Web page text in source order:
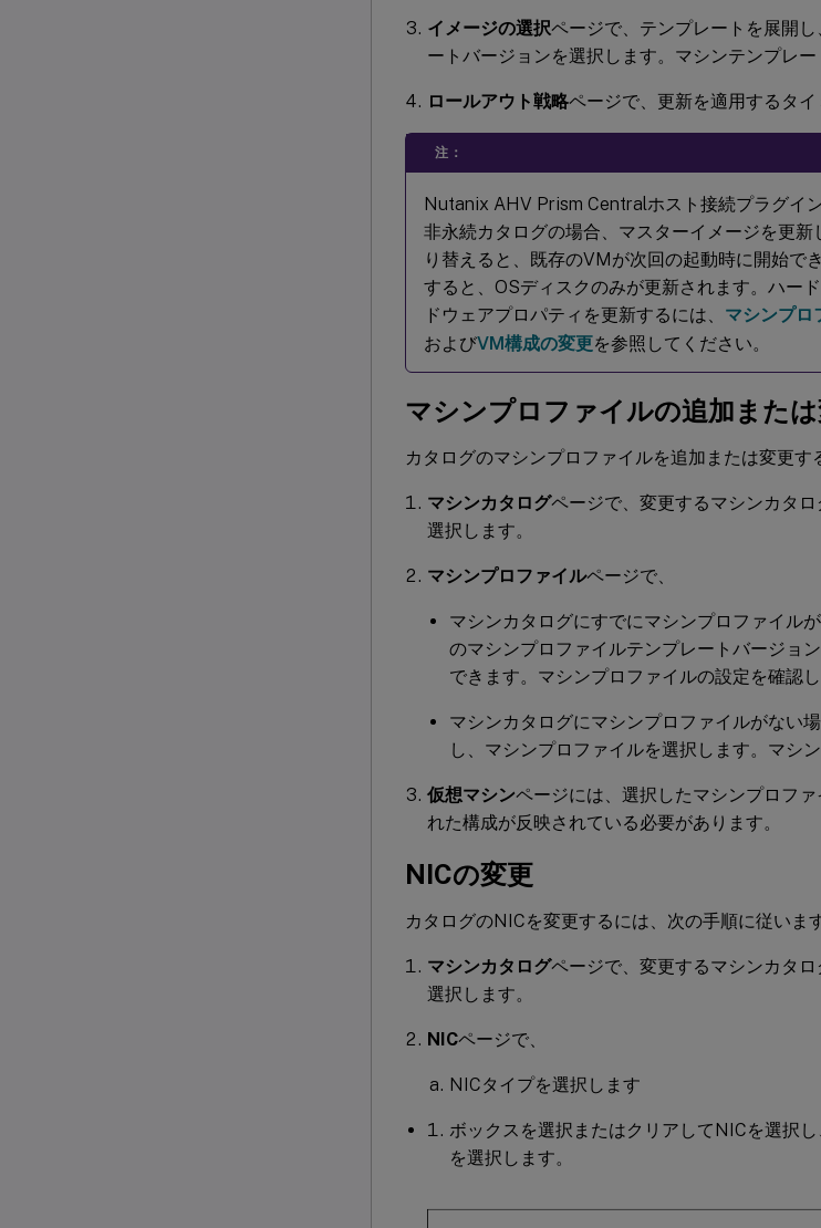
イメージの選択ページで、テンプレートを展開
ートバージョンを選択します。マシンテンプレー
ロールアウト戦略ページで、更新を適用するタイ
注：
Nutanix AHV Prism Centralホスト接続プラグイ
非永続カタログの場合、マスターイメージを更
り替えると、既存のVMが次回の起動時に開始で
すると、OSディスクのみが更新されます。ハー
ドウェアプロパティを更新するには、 マシンプロ
およびVM構成の変更を参照してください。
マシンプロファイルの追加また
カタログのマシンプロファイルを追加または変更す
マシンカタログページで、変更するマシンカタロ
選択します。
マシンプロファイルページで、
マシンカタログにすでにマシンプロファイル
のマシンプロファイルテンプレートバージョ
できます。マシンプロファイルの設定を確認し
マシンカタログにマシンプロファイルがない
し、マシンプロファイルを選択します。マシ
仮想マシンページには、選択したマシンプロフ
れた構成が反映されている必要があります。
NICの変更
カタログのNICを変更するには、次の手順に従います
マシンカタログページで、変更するマシンカタロ
選択します。
NICページで、
NICタイプを選択します
ボックスを選択またはクリアしてNICを選択
を選択します。